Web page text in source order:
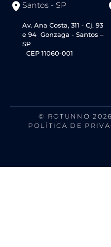
Santos - SP
Av. Ana Costa, 311 - Cj. 93
e 94 Gonzaga - Santos –
SP
CEP 11060-001
© ROTUNNO 2026
POLÍTICA DE